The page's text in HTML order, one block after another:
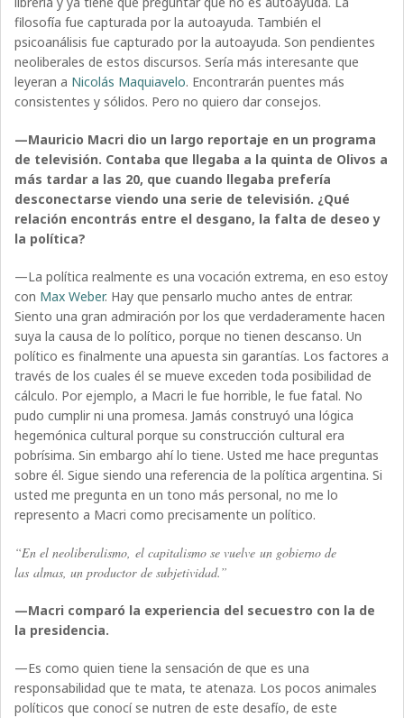
filosofía fue capturada por la autoayuda. También el
psicoanálisis fue capturado por la autoayuda. Son pendientes
neoliberales de estos discursos. Sería más interesante que
leyeran a Nicolás Maquiavelo. Encontrarán puentes más
consistentes y sólidos. Pero no quiero dar consejos.
—Mauricio Macri dio un largo reportaje en un programa
de televisión. Contaba que llegaba a la quinta de Olivos a
más tardar a las 20, que cuando llegaba prefería
desconectarse viendo una serie de televisión. ¿Qué
relación encontrás entre el desgano, la falta de deseo y
la política?
—La política realmente es una vocación extrema, en eso estoy
con Max Weber. Hay que pensarlo mucho antes de entrar.
Siento una gran admiración por los que verdaderamente hacen
suya la causa de lo político, porque no tienen descanso. Un
político es finalmente una apuesta sin garantías. Los factores a
través de los cuales él se mueve exceden toda posibilidad de
cálculo. Por ejemplo, a Macri le fue horrible, le fue fatal. No
pudo cumplir ni una promesa. Jamás construyó una lógica
hegemónica cultural porque su construcción cultural era
pobrísima. Sin embargo ahí lo tiene. Usted me hace preguntas
sobre él. Sigue siendo una referencia de la política argentina. Si
usted me pregunta en un tono más personal, no me lo
represento a Macri como precisamente un político.
“En el neoliberalismo, el capitalismo se vuelve un gobierno de
las almas, un productor de subjetividad.”
—Macri comparó la experiencia del secuestro con la de
la presidencia.
—Es como quien tiene la sensación de que es una
responsabilidad que te mata, te atenaza. Los pocos animales
políticos que conocí se nutren de este desafío, de este